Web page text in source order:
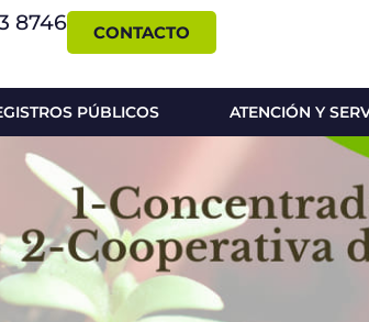
8746 CONTACTO
PÚBLICOS ATENCIÓN Y